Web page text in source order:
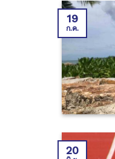
19
ก.ค.
20